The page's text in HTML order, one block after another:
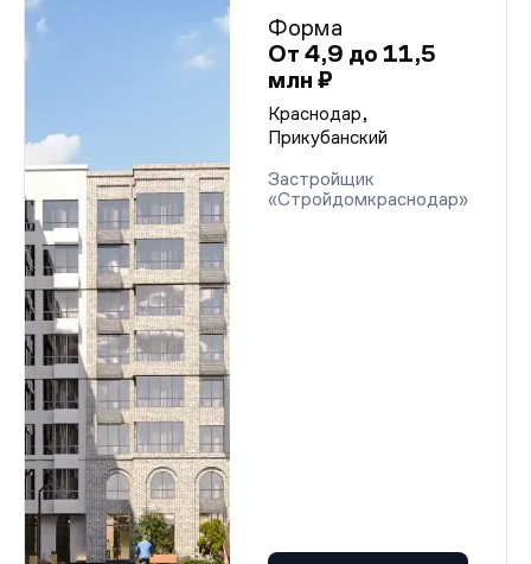
Форма
От 4,9 до 11,5
млн ₽
Краснодар,
Прикубанский
Застройщик
«Стройдомкраснодар»